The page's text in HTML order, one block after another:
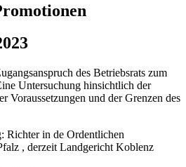
des Betriebsrats zum
Untersuchung hinsichtlich der
Voraussetzungen und der Grenzen des
Richter in de Ordentlichen
, derzeit Landgericht Koblenz